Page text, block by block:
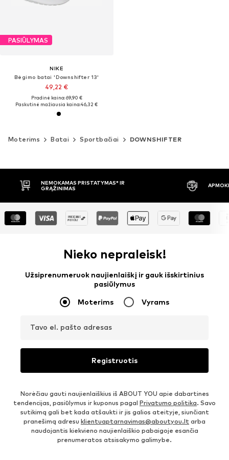
PASIŪLYMAS
NIKE
Bėgimo batai 'Downshifter 13'
49,22 €
Pradinė kaina: 69,90 €
Paskutinė mažiausia kaina:46,32 €
Moterims Batai Sportbačiai DOWNSHIFTER
NEMOKAMAS PRISTATYMAS* IR
GRĄŽINIMAS
APMOKĖJIMAS
Nieko nepraleisk!
Užsiprenumeruok naujienlaiškį ir gauk išskirtinius
pasiūlymus
Moterims Vyrams
Tavo el. pašto adresas
Registruotis
Norėčiau gauti naujienlaiškius iš ABOUT YOU apie dabartines
tendencijas, pasiūlymus ir kuponus pagal Privatumo politika. Savo
sutikimą gali bet kada atšaukti ir jis galios ateityje, siunčiant
pranešimą adresu klientuaptarnavimas@aboutyou.lt arba
naudojantis kiekvieno naujienlaiškio pabaigoje esančia
prenumeratos atsisakymo galimybe.